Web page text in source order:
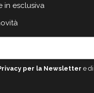
in esclusiva
per la Newsletter e